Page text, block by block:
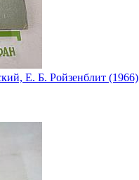
Е. Б. Ройзенблит (1966)